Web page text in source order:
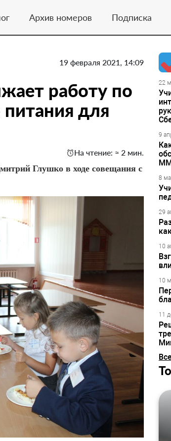
Архив номеров Подписка
19 февраля 2021, 14:09
работу по
питания для
На чтение: ≈ 2 мин.
Глушко в ходе совещания с
22
9
8
29
10
10
11